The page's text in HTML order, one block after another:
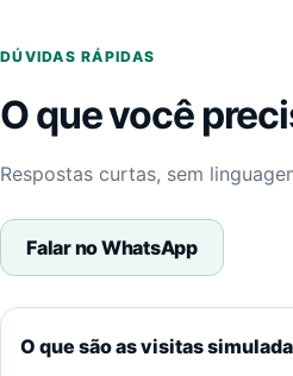
DÚVIDAS RÁPIDAS
O que você
Respostas curtas, sem
Falar no WhatsApp
O que são as visitas